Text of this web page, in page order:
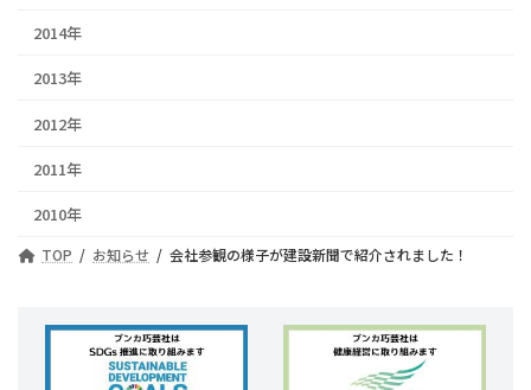
2014年
2013年
2012年
2011年
2010年
TOP お知らせ 会社参観の様子が建設新聞で紹介されました！